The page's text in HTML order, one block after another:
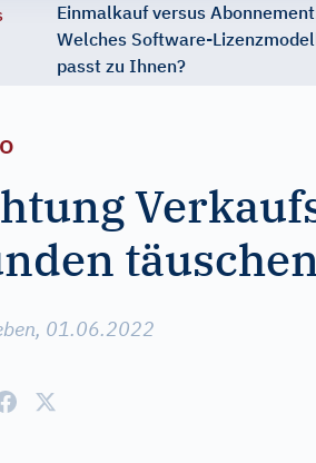
Einmalkauf versus
Welches Software-
passt zu Ihnen?
01.06.2022